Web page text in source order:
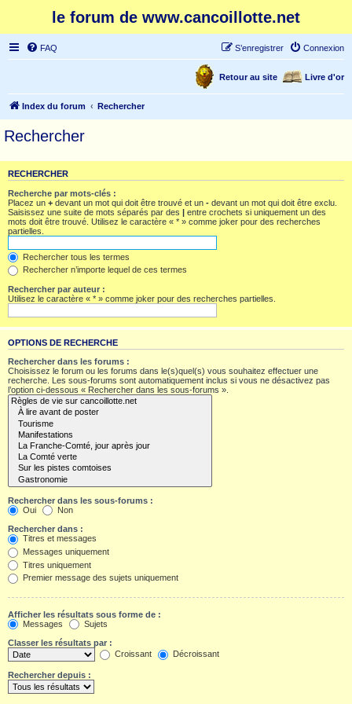
le forum de www.cancoillotte.net
FAQ Connexion
S’enregistrer
Livre d'or
Retour au site
Index du forum Rechercher
Rechercher
RECHERCHER
Recherche par mots-clés :
Placez un + devant un mot qui doit être trouvé et un - devant un mot qui doit être exclu.
Saisissez une suite de mots séparés par des | entre crochets si uniquement un des
mots doit être trouvé. Utilisez le caractère « * » comme joker pour des recherches
partielles.
Rechercher tous les termes
Rechercher n’importe lequel de ces termes
Rechercher par auteur :
Utilisez le caractère « * » comme joker pour des recherches partielles.
OPTIONS DE RECHERCHE
Rechercher dans les forums :
Choisissez le forum ou les forums dans le(s)quel(s) vous souhaitez effectuer une
recherche. Les sous-forums sont automatiquement inclus si vous ne désactivez pas
l’option ci-dessous « Rechercher dans les sous-forums ».
Rechercher dans les sous-forums :
Oui
Non
Rechercher dans :
Titres et messages
Messages uniquement
Titres uniquement
Premier message des sujets uniquement
Afficher les résultats sous forme de :
Messages
Sujets
Classer les résultats par :
Croissant
Décroissant
Rechercher depuis :